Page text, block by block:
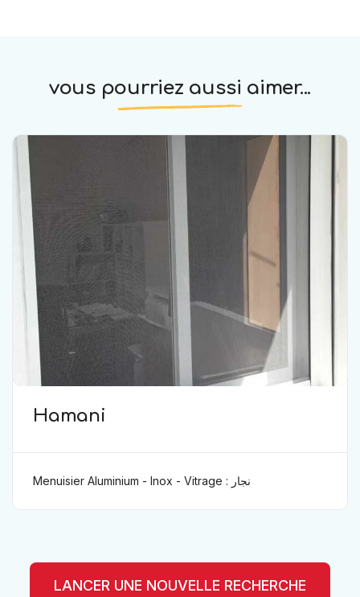
vous pourriez aussi aimer...
Hamani
Menuisier Aluminium - Inox - Vitrage : نجار
LANCER UNE NOUVELLE RECHERCHE